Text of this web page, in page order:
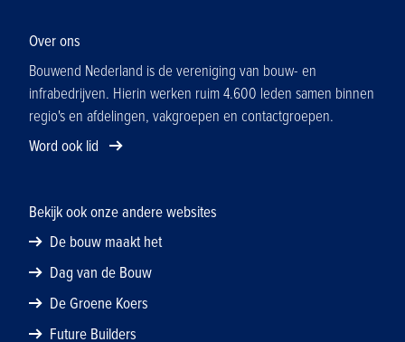
Over ons
Bouwend Nederland is de vereniging van bouw- en
infrabedrijven. Hierin werken ruim 4.600 leden samen binnen
regio's en afdelingen, vakgroepen en contactgroepen.
Word ook lid
Bekijk ook onze andere websites
De bouw maakt het
Dag van de Bouw
De Groene Koers
Future Builders